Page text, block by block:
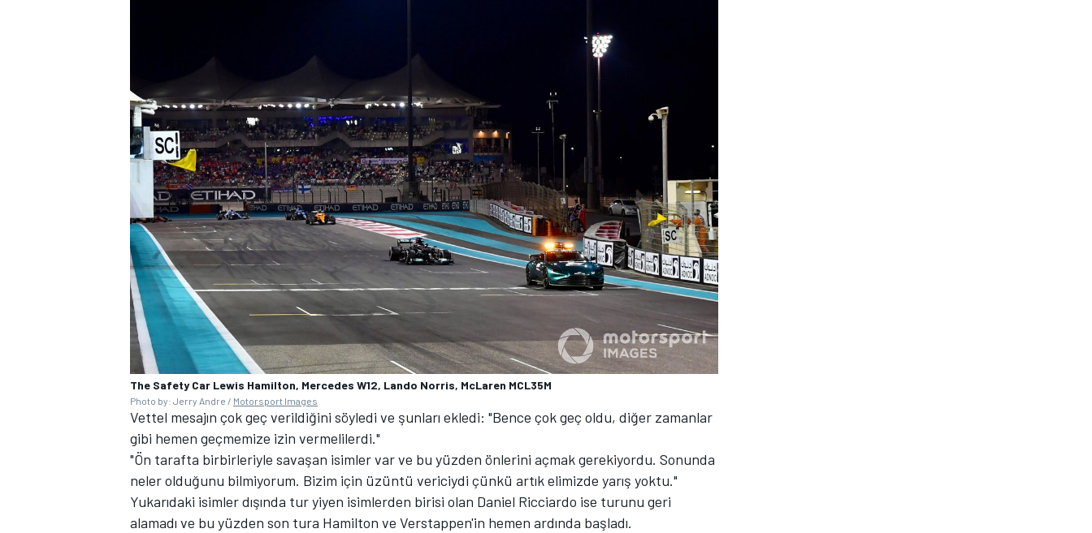
MOTOSİKLET
The Safety Car Lewis Hamilton, Mercedes W12, Lando Norris, McLaren MCL35M
Photo by: Jerry Andre / Motorsport Images
Vettel mesajın çok geç verildiğini söyledi ve şunları ekledi: "Bence çok geç oldu, diğer zamanlar
gibi hemen geçmemize izin vermelilerdi."
"Ön tarafta birbirleriyle savaşan isimler var ve bu yüzden önlerini açmak gerekiyordu. Sonunda
neler olduğunu bilmiyorum. Bizim için üzüntü vericiydi çünkü artık elimizde yarış yoktu."
Yukarıdaki isimler dışında tur yiyen isimlerden birisi olan Daniel Ricciardo ise turunu geri
alamadı ve bu yüzden son tura Hamilton ve Verstappen'in hemen ardında başladı.